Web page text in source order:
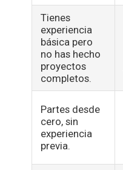
Tienes
experiencia
básica pero
no has hecho
proyectos
completos.
Partes desde
cero, sin
experiencia
previa.